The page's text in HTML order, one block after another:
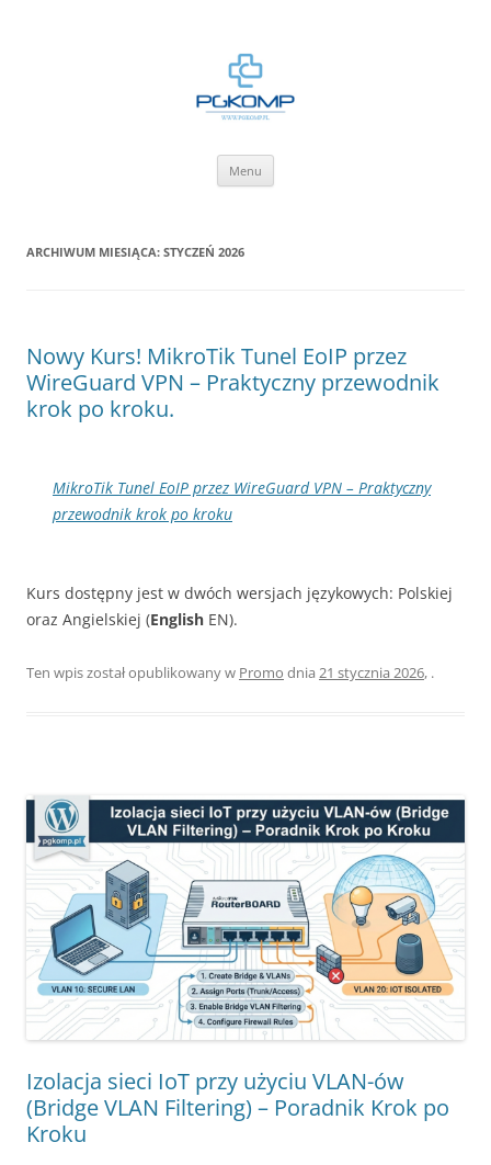
Menu
ARCHIWUM MIESIĄCA: STYCZEŃ 2026
Nowy Kurs! MikroTik Tunel EoIP przez
WireGuard VPN – Praktyczny przewodnik
krok po kroku.
MikroTik Tunel EoIP przez WireGuard VPN – Praktyczny
przewodnik krok po kroku
Kurs dostępny jest w dwóch wersjach językowych: Polskiej
oraz Angielskiej (English EN).
Ten wpis został opublikowany w Promo dnia 21 stycznia 2026, .
Izolacja sieci IoT przy użyciu VLAN-ów
(Bridge VLAN Filtering) – Poradnik Krok po
Kroku